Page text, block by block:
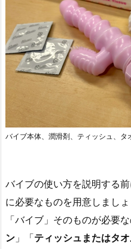
バイブ本体、潤滑剤、ティッシュ、タ
バイブの使い方を説明する
に必要なものを用意しましょ
「バイブ」そのものが必要
ン 」「ティッシュまたはタ